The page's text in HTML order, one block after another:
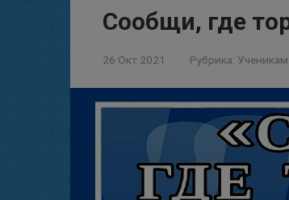
Сообщи, где
26 Окт 2021 Рубрика: Ученикам